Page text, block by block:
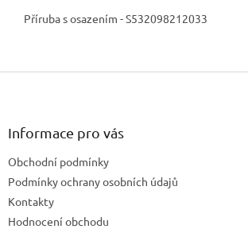
Příruba s osazením - S532098212033
Z
Informace pro vás
Obchodní podmínky
Podmínky ochrany osobních údajů
Kontakty
Hodnocení obchodu